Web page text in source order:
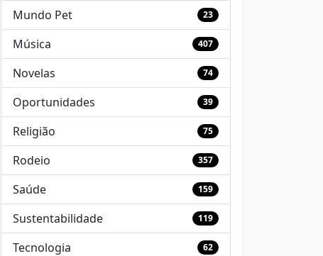
Mundo Pet 23
Música 407
Novelas 74
Oportunidades 39
Religião 75
Rodeio 357
Saúde 159
Sustentabilidade 119
Tecnologia 62